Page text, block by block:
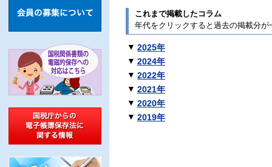
これまで掲載したコラム
年代をクリックすると過去の掲載分が
▼ 2025年
▼ 2024年
▼ 2022年
▼ 2021年
▼ 2020年
▼ 2019年